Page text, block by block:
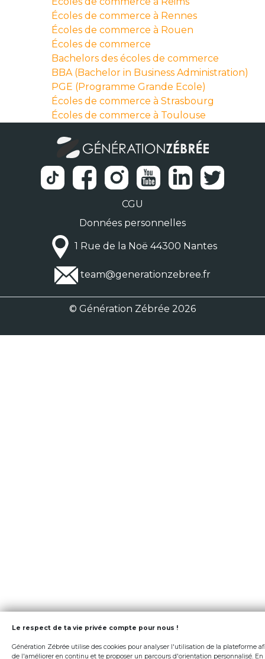
Écoles de commerce à Rennes
Écoles de commerce à Rouen
Écoles de commerce
Bachelors des écoles de commerce
BBA (Bachelor in Business Administration)
PGE (Programme Grande Ecole)
Écoles de commerce à Strasbourg
Écoles de commerce à Toulouse
CGU
Données personnelles
1 Rue de la Noë 44300 Nantes
team@generationzebree.fr
© Génération Zébrée 2026
Le respect de ta vie privée compte pour nous !
Génération Zébrée utilise des cookies pour analyser l'utilisation de la plateforme
de l'améliorer en continu et te proposer un parcours d'orientation personnalisé. En